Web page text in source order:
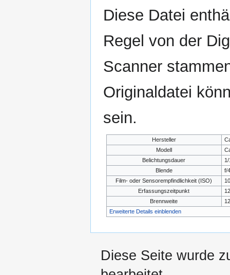
Diese Datei
Regel von der
Scanner
Originaldatei
sein.
Hersteller
Modell
Belichtungsdauer
1/
Blende
f/
Film- oder Sensorempfindlichkeit (ISO)
Erfassungszeitpunkt
Brennweite
Erweiterte Details einblenden
Diese Seite wurde